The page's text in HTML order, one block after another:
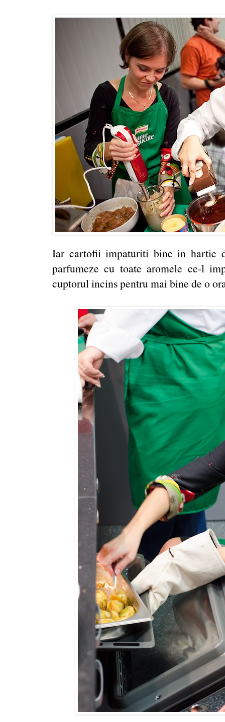
Iar cartofii impaturiti bine in hartie
parfumeze cu toate aromele ce-l
cuptorul incins pentru mai bine de o